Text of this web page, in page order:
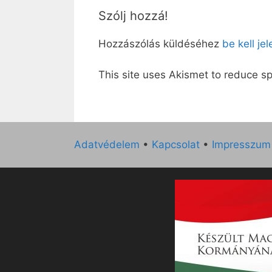
Szólj hozzá!
Hozzászólás küldéséhez be kell
This site uses Akismet to reduce
Adatvédelem • Kapcsolat • Impresszum